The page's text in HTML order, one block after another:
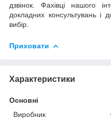
дзвінок. Фахівці нашого
докладних консультувань і
вибір.
Приховати
Характеристики
Основні
Виробник